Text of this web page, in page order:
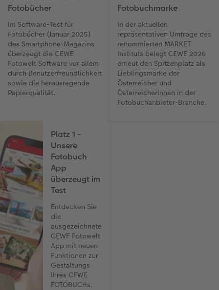
Fotobücher
Im Software-Test für
Fotobücher (Januar 2025)
des Smartphone-Magazins
überzeugt die CEWE
Fotowelt Software vor allem
durch Benutzerfreundlichkeit
sowie die herausragende
Papierqualität.
Fotobuchmarke
In der aktuellen
repräsentativen Umfrage des
renommierten MARKET
Instituts belegt CEWE 2026
erneut den Spitzenplatz als
Lieblingsmarke der
Österreicher und
Österreicherinnen in der
Fotobuchanbieter-Branche.
Platz 1 -
Unsere
Fotobuch
App
überzeugt im
Test
Entdecken Sie
die
ausgezeichnete
CEWE Fotowelt
App mit neuen
Funktionen zur
Gestaltungs
Ihres CEWE
FOTOBUCHs.